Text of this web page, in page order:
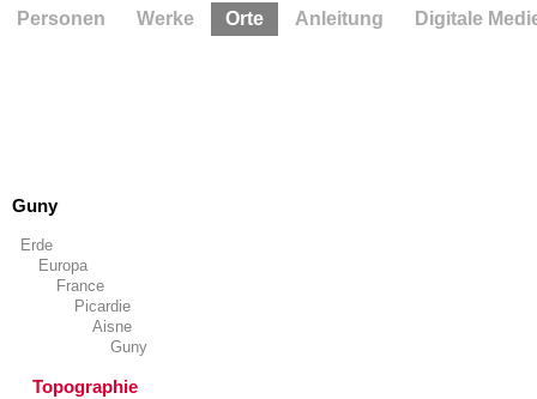
Guny
Erde
Europa
France
Picardie
Aisne
Guny
Topographie
Personen Werke Orte Anleitung Digitale